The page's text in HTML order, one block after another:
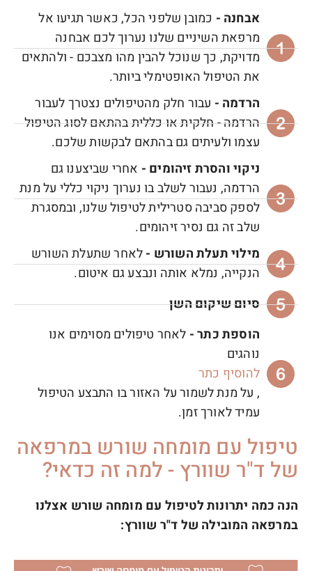
אבחנה - כמובן שלפני הכל, כאשר תגיעו אל
מרפאת השיניים שלנו נערוך לכם אבחנה
מדויקת, כך שנוכל להבין מהו מצבכם - ולהתאים
את הטיפול האופטימלי ביותר.
הרדמה - עבור חלק מהטיפולים נצטרך לעבור
הרדמה - חלקית או כללית בהתאם לסוג הטיפול
עצמו ולעיתים גם בהתאם לבקשות שלכם.
ניקוי והסרת זיהומים - אחרי שביצענו גם
הרדמה, נעבור לשלב בו נערוך ניקוי כללי על מנת
לספק סביבה סטרילית לטיפול שלנו, ובמסגרת
שלב זה גם נסיר זיהומים.
מילוי תעלת השורש -לאחר שתעלת השורש
הנקייה, נמלא אותה ונבצע גם איטום.
סיום שיקום השן
הוספת כתר - לאחר טיפולים מסוימים אנו
נוהגים
להוסיף כתר
, על מנת לשמור על האזור בו התבצע הטיפול
עמיד לאורך זמן.
טיפול עם מומחה שורש במרפאה
של ד"ר שוורץ - למה זה כדאי?
הנה כמה יתרונות לטיפול עם מומחה שורש אצלנו
במרפאה המובילה של ד"ר שוורץ: